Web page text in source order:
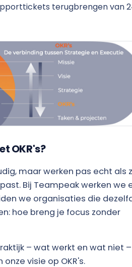
terugbrengen van
OKR's?
maar werken pas echt als
Bij Teampeak werken we
we organisaties die
hoe breng je focus zonder
– wat werkt en wat niet –
visie op OKR's.